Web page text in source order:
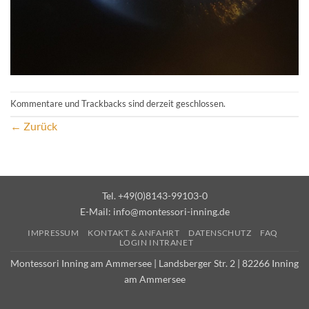
Kommentare und Trackbacks sind derzeit geschlossen.
← Zurück
Tel. +49(0)8143-99103-0
E-Mail: info@montessori-inning.de
IMPRESSUM KONTAKT & ANFAHRT DATENSCHUTZ
FAQ
LOGIN INTRANET
Montessori Inning am Ammersee | Landsberger Str. 2 | 82266 Inning
am Ammersee